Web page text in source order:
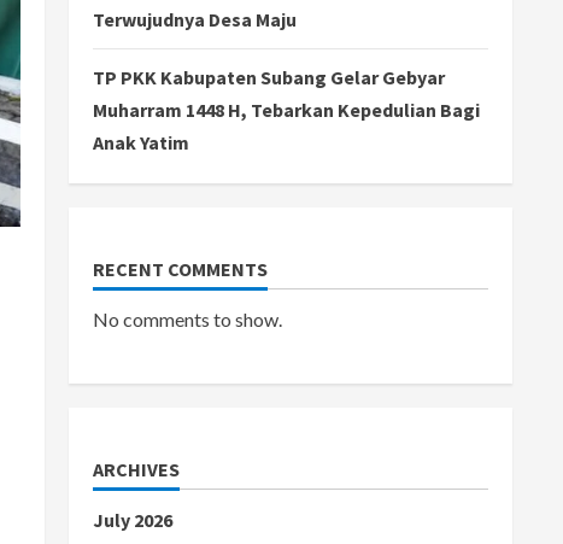
Terwujudnya Desa Maju
TP PKK Kabupaten Subang Gelar Gebyar
Muharram 1448 H, Tebarkan Kepedulian Bagi
Anak Yatim
RECENT COMMENTS
No comments to show.
ARCHIVES
July 2026